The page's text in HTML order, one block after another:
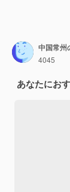
中国常州
4045
あなたにお